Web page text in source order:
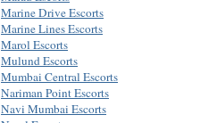
Marine Drive Escorts
Marine Lines Escorts
Marol Escorts
Mulund Escorts
Mumbai Central Escorts
Nariman Point Escorts
Navi Mumbai Escorts